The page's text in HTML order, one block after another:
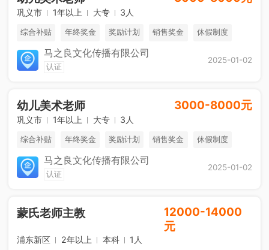
巩义市 1年以上 大专 3人
综合补贴 年终奖金 奖励计划 销售奖金 休假制度
马之良文化传播有限公司
认证
2025-01-02
幼儿美术老师 3000-8000元
巩义市 1年以上 大专 3人
综合补贴 年终奖金 奖励计划 销售奖金 休假制度
马之良文化传播有限公司
认证
2025-01-02
蒙氏老师主教
12000-14000
元
浦东新区 2年以上 本科 1人